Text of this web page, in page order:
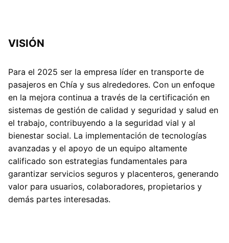
VISIÓN
Para el 2025 ser la empresa líder en transporte de
pasajeros en Chía y sus alrededores. Con un enfoque
en la mejora continua a través de la certificación en
sistemas de gestión de calidad y seguridad y salud en
el trabajo, contribuyendo a la seguridad vial y al
bienestar social. La implementación de tecnologías
avanzadas y el apoyo de un equipo altamente
calificado son estrategias fundamentales para
garantizar servicios seguros y placenteros, generando
valor para usuarios, colaboradores, propietarios y
demás partes interesadas.